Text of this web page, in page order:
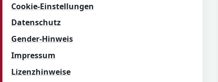
Cookie-Einstellungen
Datenschutz
Gender-Hinweis
Impressum
Lizenzhinweise